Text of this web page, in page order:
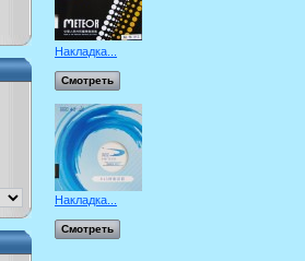
Накладка...
Смотреть
Накладка...
Смотреть